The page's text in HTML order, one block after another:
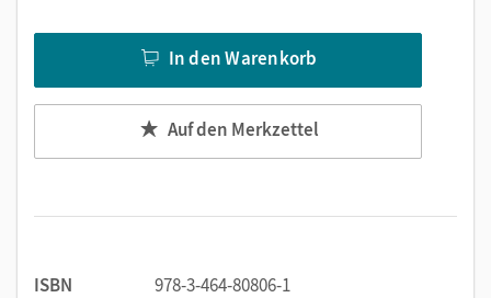
wesentlicher mathematischer Inhalte.
Individuell üben:Wenige Aufgabenformate pro Seite
und wiederkehrende Aufgabenformate unterstützen
In den Warenkorb
Auf den Merkzettel
ISBN
978-3-464-80806-1